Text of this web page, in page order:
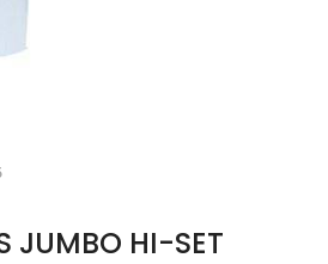
JUMBO HI-SET